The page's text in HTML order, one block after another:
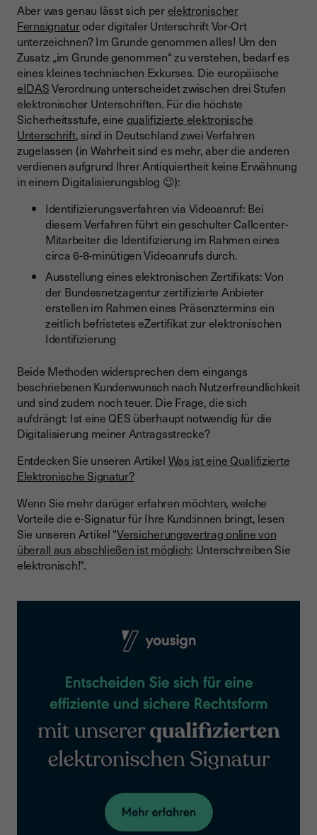
Aber was genau lässt sich perelektronischer
Fernsignaturoder digitaler Unterschrift Vor-Ort
unterzeichnen? Im Grunde genommen alles! Um den
Zusatz „im Grunde genommen“ zu verstehen, bedarf es
eines kleines technischen Exkurses. Die europäische
eIDASVerordnung unterscheidet zwischen drei Stufen
elektronischer Unterschriften. Für die höchste
Sicherheitsstufe, eine qualifizierte elektronische
Unterschrift, sind in Deutschland zwei Verfahren
zugelassen (in Wahrheit sind es mehr, aber die anderen
verdienen aufgrund Ihrer Antiquiertheit keine Erwähnung
in einem Digitalisierungsblog 😉):
Identifizierungsverfahren via Videoanruf: Bei
diesem Verfahren führt ein geschulter Callcenter-
Mitarbeiter die Identifizierung im Rahmen eines
circa 6-8-minütigen Videoanrufs durch.
Ausstellung eines elektronischen Zertifikats: Von
der Bundesnetzagentur zertifizierte Anbieter
erstellen im Rahmen eines Präsenztermins ein
zeitlich befristetes eZertifikat zur elektronischen
Identifizierung
Beide Methoden widersprechen dem eingangs
beschriebenen Kundenwunsch nach Nutzerfreundlichkeit
und sind zudem noch teuer. Die Frage, die sich
aufdrängt: Ist eine QES überhaupt notwendig für die
Digitalisierung meiner Antragsstrecke?
Entdecken Sie unseren Artikel Was ist eine Qualifizierte
Elektronische Signatur?
Wenn Sie mehr darüger erfahren möchten, welche
Vorteile die e-Signatur für Ihre Kund:innen bringt, lesen
Sie unseren Artikel "Versicherungsvertrag online von
überall aus abschließen ist möglich: Unterschreiben Sie
elektronisch!".